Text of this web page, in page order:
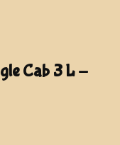
Cab 3 L -